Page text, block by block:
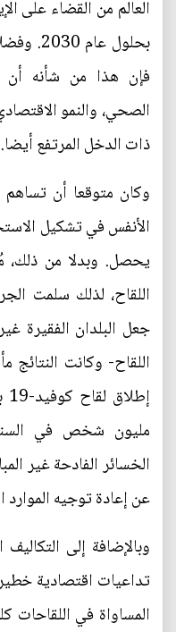
العالم من القضاء على
بحلول
فإن هذا من شأنه أن
الصحي، والنمو
ذات الدخل المرتفع أيضا.
وكان متوقعا أن
الأنفس في تشكيل
يحصل. وبدلا من ذلك،
اللقاح، لذلك سلمت
جعل البلدان الفقيرة
اللقاح- وكانت
مليون شخص في
الخسائر الفادحة غير
عن إعادة توجيه الموارد
وبالإضافة إلى
تداعيات اقتصادية